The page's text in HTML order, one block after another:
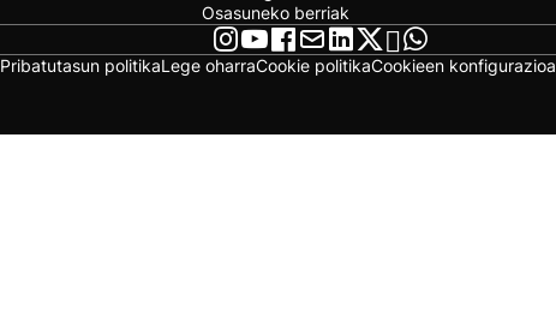
Osasuneko berriak
Pribatutasun politikaLege oharraCookie politikaCookieen konfigurazioa